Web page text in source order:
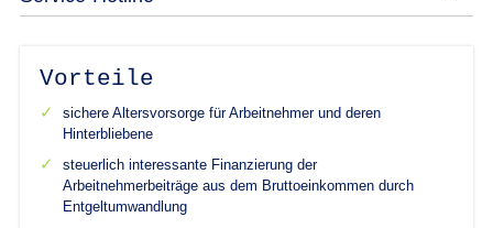
Vorteile
sichere Altersvorsorge für Arbeitnehmer und deren
Hinterbliebene
steuerlich interessante Finanzierung der
Arbeitnehmerbeiträge aus dem Bruttoeinkommen durch
Entgeltumwandlung